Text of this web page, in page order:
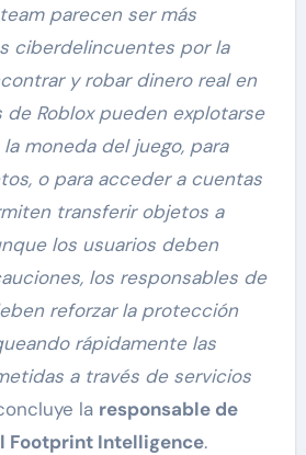
parecen ser más
ciberdelincuentes por la
y robar dinero real en
de Roblox pueden explotarse
moneda del juego, para
o para acceder a cuentas
transferir objetos a
los usuarios deben
los responsables de
reforzar la protección
rápidamente las
a través de servicios
la responsable de
Footprint Intelligence.